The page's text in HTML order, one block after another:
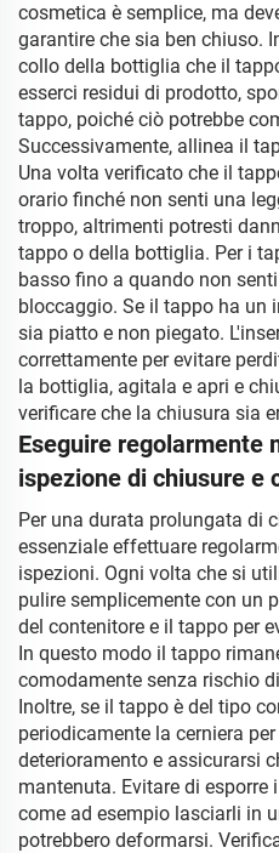
cosmetica è semplice, ma
garantire che sia ben chiuso.
collo della bottiglia che il
esserci residui di prodotto,
tappo, poiché ciò potrebbe
Successivamente, allinea il
Una volta verificato che il
orario finché non senti una
troppo, altrimenti potresti
tappo o della bottiglia. Per i
basso fino a quando non
bloccaggio. Se il tappo ha un
sia piatto e non piegato.
correttamente per evitare
la bottiglia, agitala e apri e
verificare che la chiusura sia
Eseguire regolarmente
ispezione di chiusure e
Per una durata prolungata di
essenziale effettuare
ispezioni. Ogni volta che si
pulire semplicemente con un
del contenitore e il tappo per
In questo modo il tappo
comodamente senza rischio
Inoltre, se il tappo è del tipo
periodicamente la cerniera
deterioramento e assicurarsi
mantenuta. Evitare di esporre
come ad esempio lasciarli in
potrebbero deformarsi.